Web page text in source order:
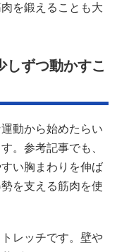
を鍛えることも大
しずつ動かすこ
動から始めたらい
。参考記事でも、
い胸まわりを伸ば
を支える筋肉を使
レッチです。壁や